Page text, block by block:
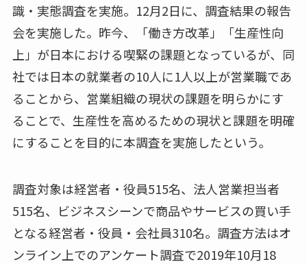
識・実態調査を実施。12月2日に、調査結果の報告
会を実施した。昨今、「働き方改革」「生産性向
上」が日本における喫緊の課題となっているが、同
社では日本の就業者の10人に1人以上が営業職であ
ることから、営業組織の現状の課題を明らかにす
ることで、生産性を高めるための現状と課題を明確
にすることを目的に本調査を実施したという。
調査対象は経営者・役員515名、法人営業担当者
515名、ビジネスシーンで商品やサービスの買い手
となる経営者・役員・会社員310名。調査方法はオ
ンライン上でのアンケート調査で2019年10月18